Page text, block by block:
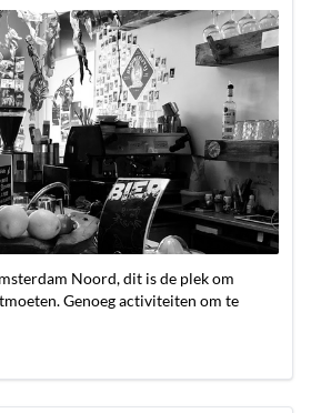
Noord, dit is de plek om
Genoeg activiteiten om te